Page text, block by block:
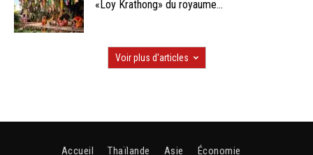
«Loy Krathong» du royaume...
Voir plus d'articles
Accueil Thaïlande Asie Économie